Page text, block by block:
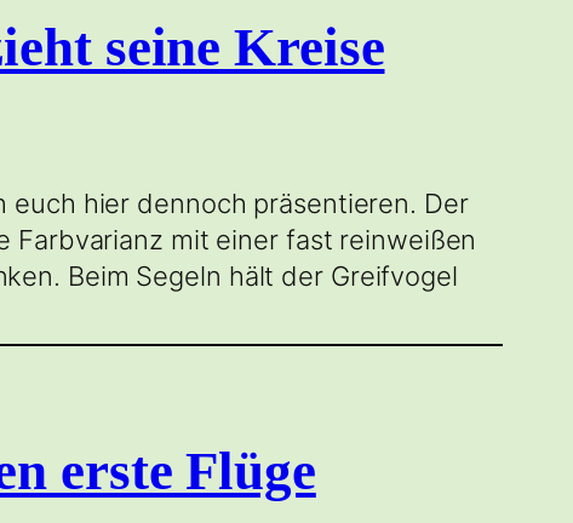
seine Kreise
euch hier dennoch präsentieren. Der
Farbvarianz mit einer fast reinweißen
Beim Segeln hält der Greifvogel
erste Flüge